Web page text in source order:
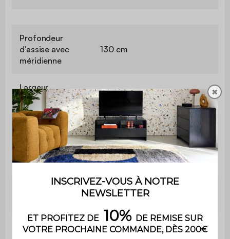
Profondeur
d'assise avec
méridienne
130 cm
Largeur
d'accoudoir
20 cm
Confort de
l'assise
Equilibré
Convertible Oui
Occasionnel
Confort du
Equilibré
✖